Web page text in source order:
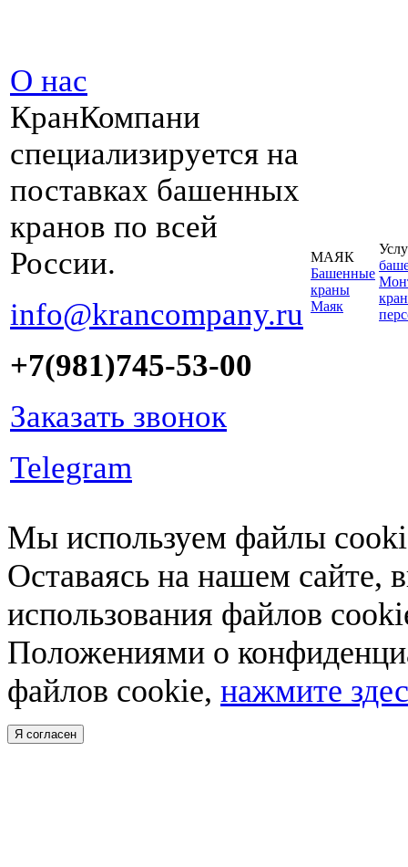
О нас
КранКомпани
специализируется на
поставках башенных
кранов по всей
России.
info@krancompany.ru
+7(981)745-53-00
Заказать звонок
Telegram
МАЯК
Башенные
краны
Маяк
Мы используем файлы
Оставаясь на нашем сайте,
использования файлов
Положениями о
файлов cookie, нажмите
Я согласен